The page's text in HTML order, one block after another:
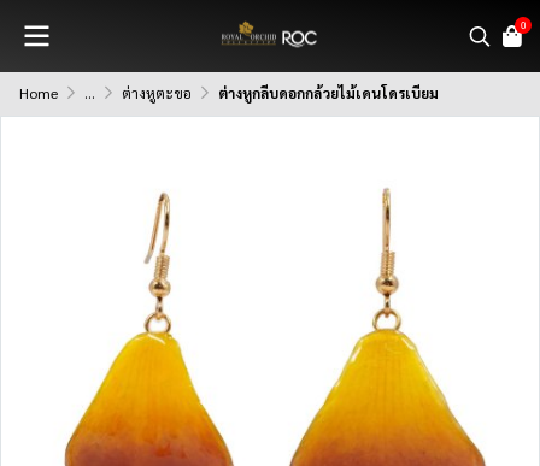
0
Home ... ต่างหูตะขอ ต่างหูกลีบดอกกล้วยไม้เดนโดรเบียม